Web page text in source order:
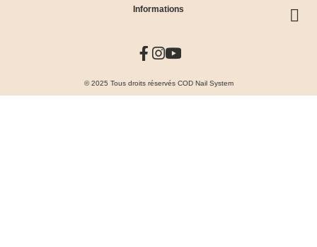
Informations
© 2025 Tous droits réservés COD Nail System